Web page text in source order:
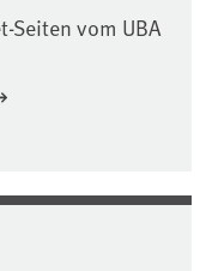
Seiten vom UBA